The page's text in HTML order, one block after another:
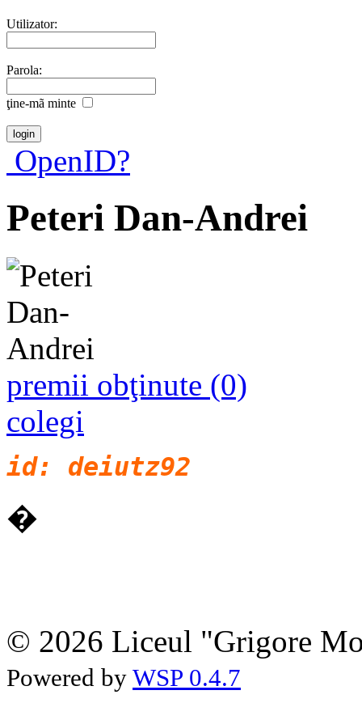
Utilizator:
Parola:
ţine-mã minte
OpenID?
Peteri Dan-Andrei
premii obţinute (0)
colegi
id: deiutz92
�
© 2026 Liceul "Grigore
Powered by WSP 0.4.7